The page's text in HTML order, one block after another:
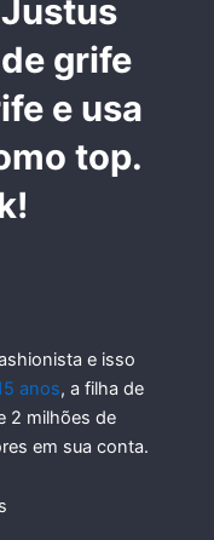
grife
e usa
top.
e isso
anos, a filha de
2 milhões de
em sua conta.